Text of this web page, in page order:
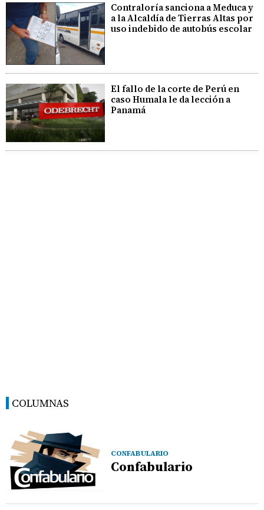
Contraloría sanciona a Meduca y
a la Alcaldía de Tierras Altas por
uso indebido de autobús escolar
El fallo de la corte de Perú en
caso Humala le da lección a
Panamá
COLUMNAS
CONFABULARIO
Confabulario